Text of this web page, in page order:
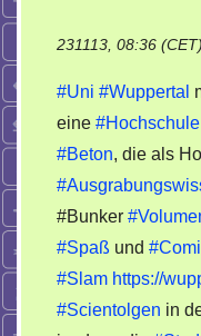
231113, 08:36 (CET)
#Uni #Wuppertal
eine #Hochschule
#Beton, die als
#Bunker
#Spaß und
#Slam https://
#Scientolgen in